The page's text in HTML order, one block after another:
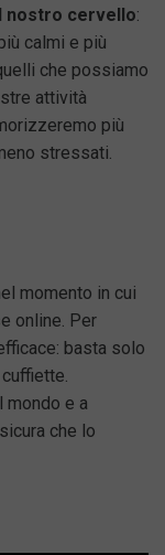
nostro cervello:
calmi e più
che possiamo
attività
più
stressati.
momento in cui
online. Per
basta solo
mondo e a
che lo